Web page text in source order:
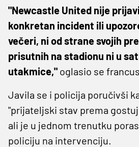
"Newcastle United nije
konkretan incident ili
večeri, ni od strane svojih
prisutnih na stadionu ni u
utakmice," oglasio se
Javila se i policija poručivši
"prijateljski stav prema
ali je u jednom trenutku
policiju na intervenciju.